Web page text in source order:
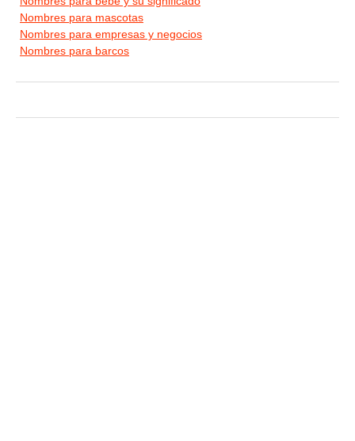
Nombres para mascotas
Nombres para empresas y negocios
Nombres para barcos